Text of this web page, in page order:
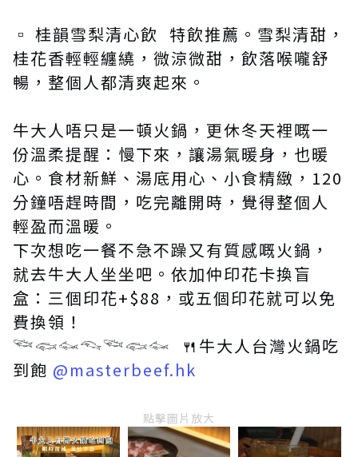
▫️ 桂韻雪梨清心飲 特飲推薦。雪梨清甜，
桂花香輕輕纏繞，微涼微甜，飲落喉嚨舒
暢，整個人都清爽起來。
牛大人唔只是一頓火鍋，更休冬天裡嘅一
份溫柔提醒：慢下來，讓湯氣暖身，也暖
心。食材新鮮、湯底用心、小食精緻，120
分鐘唔趕時間，吃完離開時，覺得整個人
輕盈而溫暖。
下次想吃一餐不急不躁又有質感嘅火鍋，
就去牛大人坐坐吧。依加仲印花卡換盲
盒：三個印花+$88，或五個印花就可以免
費換領！
𓆝𓆟𓆜𓆞𓆝𓆟𓆜 🍴牛大人台灣火鍋吃
到飽 @masterbeef.hk
點擊圖片放大